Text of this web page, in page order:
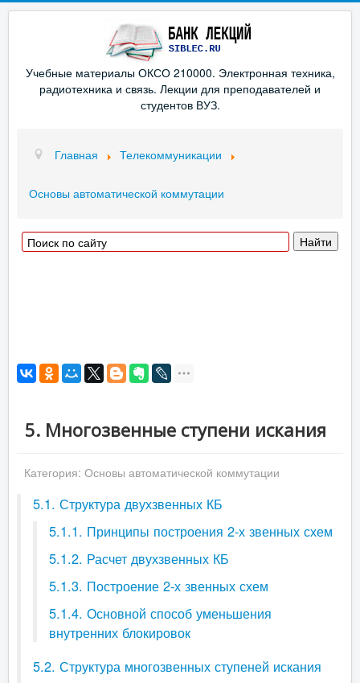
Учебные материалы ОКСО 210000. Электронная техника,
радиотехника и связь. Лекции для преподавателей и
студентов ВУЗ.
Главная Телекоммуникации
Основы автоматической коммутации
5. Многозвенные ступени искания
Категория: Основы автоматической коммутации
5.1. Структура двухзвенных КБ
5.1.1. Принципы построения 2-х звенных схем
5.1.2. Расчет двухзвенных КБ
5.1.3. Построение 2-х звенных схем
5.1.4. Основной способ уменьшения
внутренних блокировок
5.2. Структура многозвенных ступеней искания